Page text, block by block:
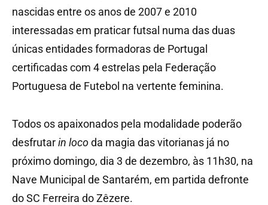
nascidas entre os anos de 2007 e 2010
interessadas em praticar futsal numa das duas
únicas entidades formadoras de Portugal
certificadas com 4 estrelas pela Federação
Portuguesa de Futebol na vertente feminina.
Todos os apaixonados pela modalidade poderão
desfrutarin locoda magia das vitorianas já no
próximo domingo, dia 3 de dezembro, às 11h30, na
Nave Municipal de Santarém, em partida defronte
do SC Ferreira do Zêzere.